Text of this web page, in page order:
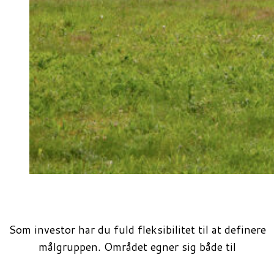
Som investor har du fuld fleksibilitet til at definere
målgruppen. Området egner sig både til